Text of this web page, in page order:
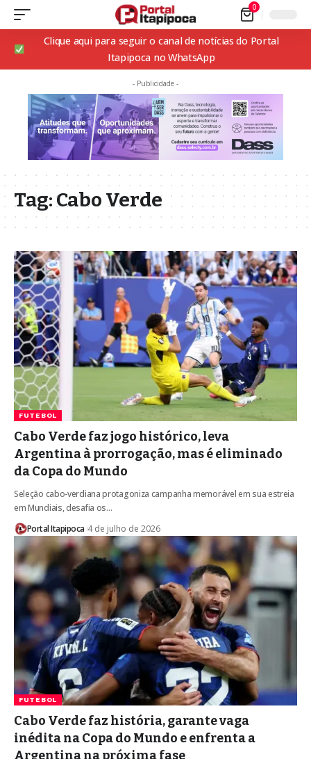
0
Clique aqui para seguir o canal de notícias do Portal
Itapipoca no WhatsApp
- Publicidade -
Tag:Cabo Verde
FUTEBOL
Cabo Verde faz jogo histórico, leva
Argentina à prorrogação, mas é eliminado
da Copa do Mundo
Seleção cabo-verdiana protagoniza campanha memorável em sua estreia
em Mundiais, desafia os…
Portal Itapipoca 4 de julho de 2026
FUTEBOL
Cabo Verde faz história, garante vaga
inédita na Copa do Mundo e enfrenta a
Argentina na próxima fase